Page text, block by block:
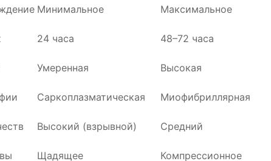
Минимальное Максимальное
24 часа 48–72 часа
Умеренная Высокая
Саркоплазматическая Миофибриллярная
Высокий (взрывной) Средний
Щадящее Компрессионное